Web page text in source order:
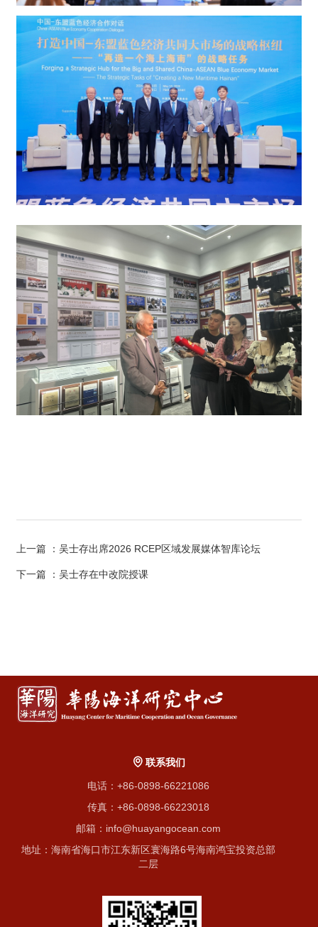
上一篇 ：吴士存出席2026 RCEP区域发展媒体智库论坛
下一篇 ：吴士存在中改院授课
联系我们
电话：+86-0898-66221086
传真：+86-0898-66223018
邮箱：info@huayangocean.com
地址：海南省海口市江东新区寰海路6号海南鸿宝投资总部
二层